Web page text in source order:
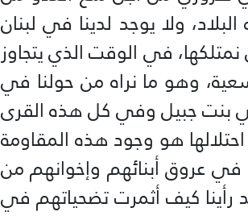
ولا يوجد لدينا في لبنان
في الوقت الذي يتجاوز
وهو ما نراه من حولنا في
بنت جبيل وفي كل هذه القرى
هو وجود هذه المقاومة
في عروق أبنائهم وإخوانهم من
رأينا كيف أثمرت تضحياتهم في